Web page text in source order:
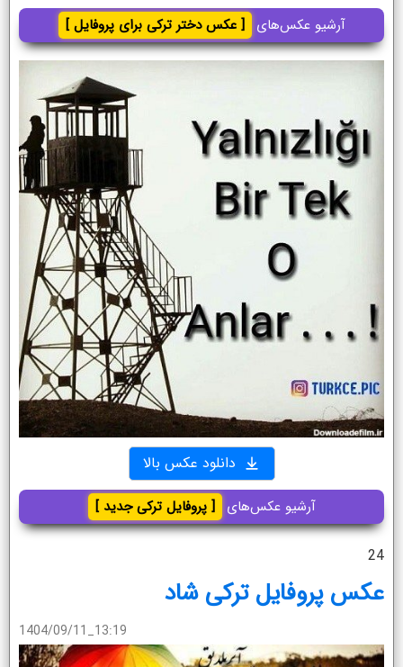
آرشیو عکس‌های [ عکس دختر ترکی برای پروفایل ]
دانلود عکس بالا
آرشیو عکس‌های [ پروفایل ترکی جدید ]
24
عکس پروفایل ترکی شاد
1404/09/11_13:19